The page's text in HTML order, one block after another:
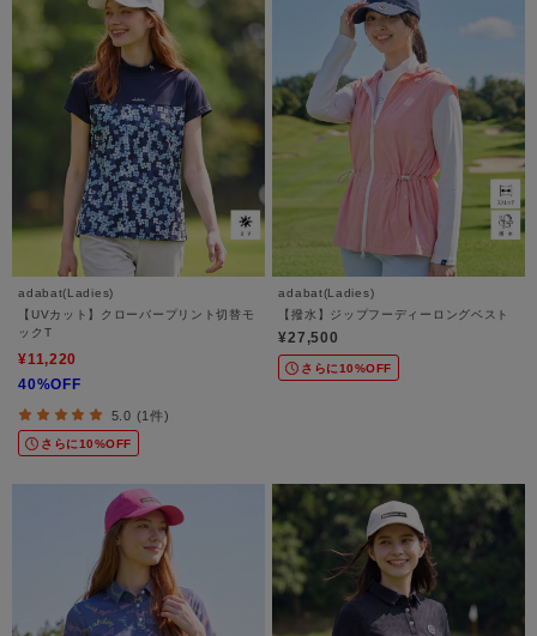
adabat(Ladies)
【UVカット】クローバープリント切替モ
ックT
¥11,220
40%OFF
5.0 (1件)
さらに10%OFF
adabat(Ladies)
【撥水】ジップフーディーロングベスト
¥27,500
さらに10%OFF